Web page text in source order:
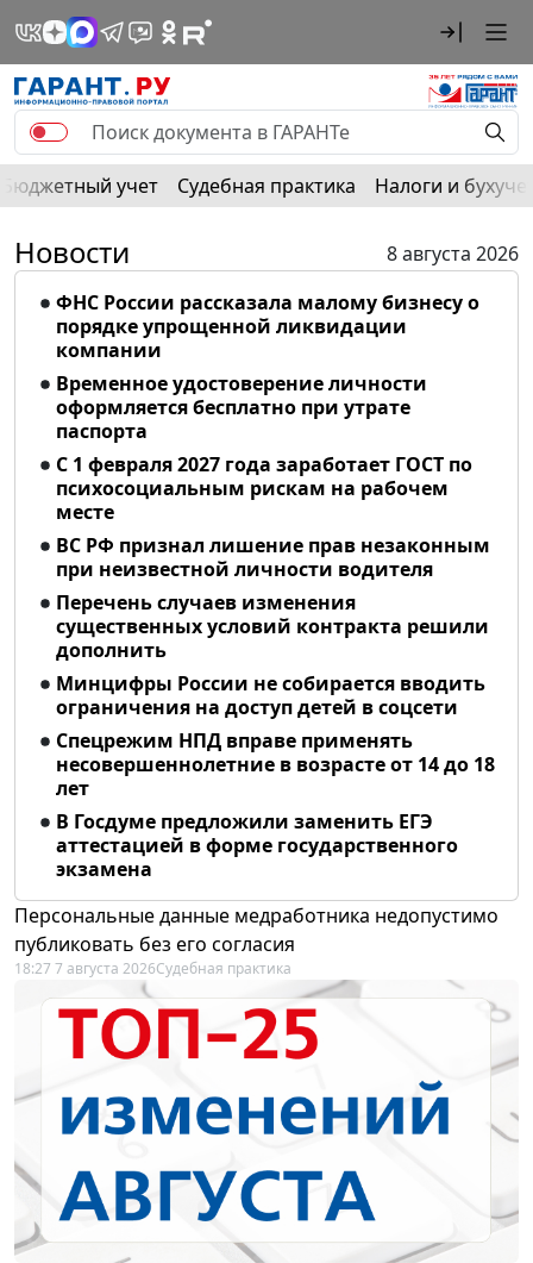
Бюджетный учет Судебная практика Налоги и
Новости
8 августа 2026
ФНС России рассказала малому бизнесу о
порядке упрощенной ликвидации
компании
Временное удостоверение личности
оформляется бесплатно при утрате
паспорта
С 1 февраля 2027 года заработает ГОСТ по
психосоциальным рискам на рабочем
месте
ВС РФ признал лишение прав незаконным
при неизвестной личности водителя
Перечень случаев изменения
существенных условий контракта решили
дополнить
Минцифры России не собирается вводить
ограничения на доступ детей в соцсети
Спецрежим НПД вправе применять
несовершеннолетние в возрасте от 14 до 18
лет
В Госдуме предложили заменить ЕГЭ
аттестацией в форме государственного
экзамена
Персональные данные медработника недопустимо
публиковать без его согласия
18:27 7 августа 2026Судебная практика